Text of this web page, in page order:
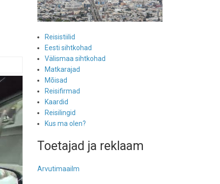
Reisistiilid
Eesti sihtkohad
Välismaa sihtkohad
Matkarajad
Mõisad
Reisifirmad
Kaardid
Reisilingid
Kus ma olen?
Toetajad ja reklaam
Arvutimaailm